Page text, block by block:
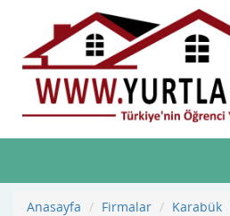
Anasayfa
Firmalar Karabük